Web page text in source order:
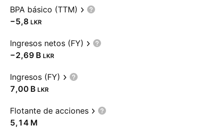
BPA básico (TTM)
−5,8 LKR
Ingresos netos (FY)
‪−2,69 B‬ LKR
Ingresos (FY)
‪7,00 B‬ LKR
Flotante de acciones
‪5,14 M‬